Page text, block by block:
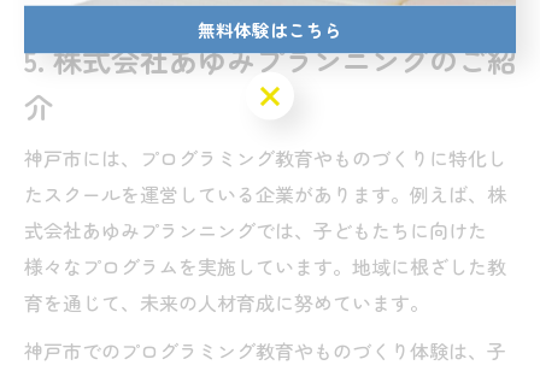
5. 株式会社あゆみプランニングのご紹
介
神戸市には、プログラミング教育やものづくりに特化し
たスクールを運営している企業があります。例えば、株
式会社あゆみプランニングでは、子どもたちに向けた
様々なプログラムを実施しています。地域に根ざした教
育を通じて、未来の人材育成に努めています。
神戸市でのプログラミング教育やものづくり体験は、子
無料体験はこちら
無料体験はこちら